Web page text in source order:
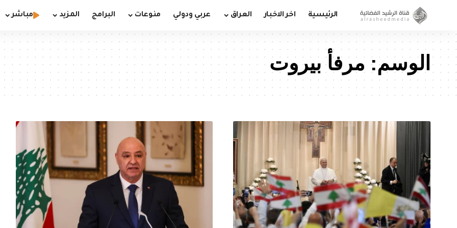
الرئيسية اخر الاخبار العراق عربي ودولي منوعات البرامج المزيد مباشر
الوسم: مرفأ بيروت